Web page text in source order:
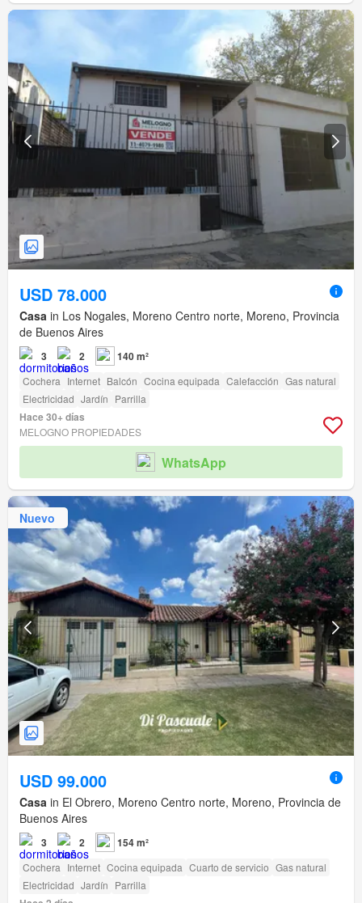
USD 78.000
Casa in Los Nogales, Moreno Centro norte, Moreno, Provincia
de Buenos Aires
3 2 140 m²
Cochera Internet Balcón Cocina equipada Calefacción Gas natural
Electricidad Jardín Parrilla
Hace 30+ días
MELOGNO PROPIEDADES
WhatsApp
Nuevo
USD 99.000
Casa in El Obrero, Moreno Centro norte, Moreno, Provincia de
Buenos Aires
3 2 154 m²
Cochera Internet Cocina equipada Cuarto de servicio Gas natural
Electricidad Jardín Parrilla